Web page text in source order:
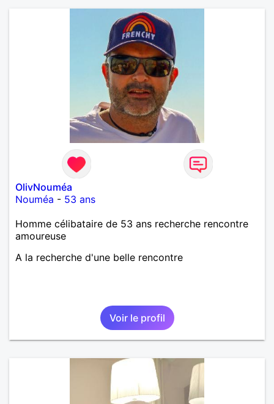
OlivNouméa
Nouméa - 53 ans
Homme célibataire de 53 ans recherche rencontre
amoureuse
A la recherche d'une belle rencontre
Voir le profil